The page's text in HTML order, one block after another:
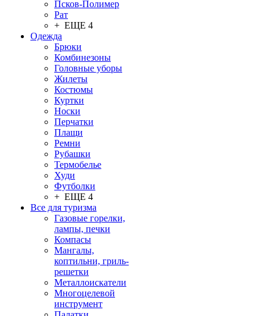
Псков-Полимер
Рат
+ ЕЩЕ 4
Одежда
Брюки
Комбинезоны
Головные уборы
Жилеты
Костюмы
Куртки
Носки
Перчатки
Плащи
Ремни
Рубашки
Термобелье
Худи
Футболки
+ ЕЩЕ 4
Все для туризма
Газовые горелки,
лампы, печки
Компасы
Мангалы,
коптильни, гриль-
решетки
Металлоискатели
Многоцелевой
инструмент